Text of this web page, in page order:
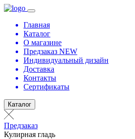
Главная
Каталог
О магазине
Предзаказ NEW
Индивидуальный дизайн
Доставка
Контакты
Сертификаты
Каталог
Предзаказ
Кулирная гладь